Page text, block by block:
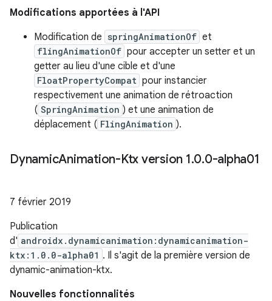
Modifications apportées à l'API
Modification de springAnimationOf et
flingAnimationOf pour accepter un setter et un
getter au lieu d'une cible et d'une
FloatPropertyCompat pour instancier
respectivement une animation de rétroaction
( SpringAnimation ) et une animation de
déplacement ( FlingAnimation ).
DynamicAnimation-Ktx version 1.0.0-alpha01
7 février 2019
Publication
d' androidx.dynamicanimation:dynamicanimation-
ktx:1.0.0-alpha01 . Il s'agit de la première version de
dynamic-animation-ktx.
Nouvelles fonctionnalités